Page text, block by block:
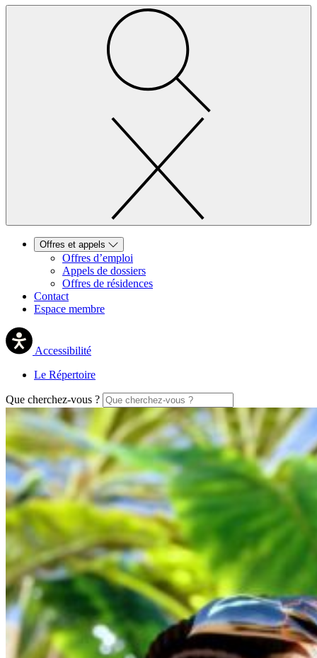
Offres et appels
Offres d’emploi
Appels de dossiers
Offres de résidences
Contact
Espace membre
Accessibilité
Le Répertoire
Que cherchez-vous ?